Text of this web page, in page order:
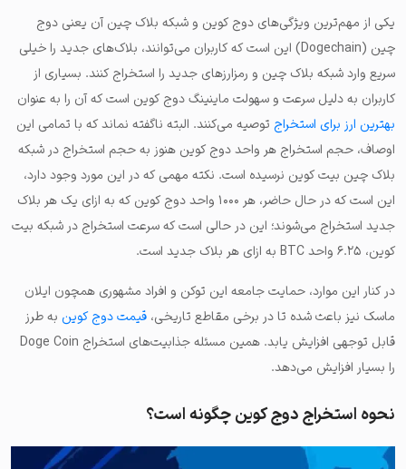
یکی از مهم‌ترین ویژگی‌های دوج کوین و شبکه بلاک چین آن یعنی دوج
چین (Dogechain) این است که کاربران می‌توانند، بلاک‌های جدید را خیلی
سریع وارد شبکه بلاک چین و رمزارزهای جدید را استخراج کنند. بسیاری از
کاربران به دلیل سرعت و سهولت ماینینگ دوج کوین است که آن را به عنوان
بهترین ارز برای استخراج توصیه می‌کنند. البته ناگفته نماند که با تمامی این
اوصاف، حجم استخراج هر واحد دوج کوین هنوز به حجم استخراج در شبکه
بلاک چین بیت کوین نرسیده است. نکته مهمی که در این مورد وجود دارد،
این است که در حال حاضر، هر ۱۰۰۰ واحد دوج کوین که به ازای یک هر بلاک
جدید استخراج می‌شوند؛ این در حالی است که سرعت استخراج در شبکه بیت
کوین، ۶.۲۵ واحد BTC به ازای هر بلاک جدید است.
در کنار این موارد، حمایت جامعه این توکن و افراد مشهوری همچون ایلان
ماسک نیز باعث شده تا در برخی مقاطع تاریخی، قیمت دوج کوین به طرز
قابل توجهی افزایش یابد. همین مسئله جذابیت‌های استخراج Doge Coin
را بسیار افزایش می‌دهد.
نحوه استخراج دوج کوین چگونه است؟